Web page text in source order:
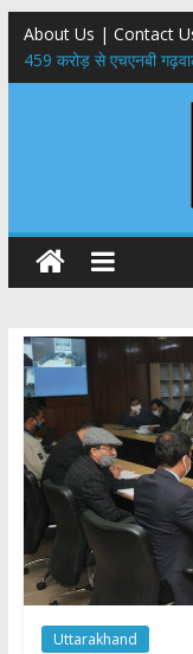
About Us | Contact
459 करोड़ से एचएनबी
शिक्षा मंत्री धन सिंह रावत
राष्ट्रीय हथकरघा दिवस
​धामी कैबिनेट का बड़ा
​हरिद्वार से वीरभद्र
सूर्या ने की देश व
24×7 अलर्ट मोड में रहें
की विस्तृत समीक्षा कहा-बंद
Uttarakhand